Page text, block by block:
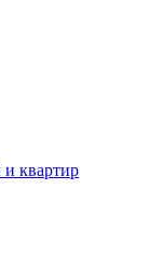
квартир